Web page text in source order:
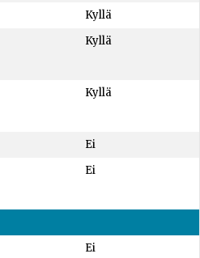
Kyllä
Kyllä
Kyllä
Ei
Ei
Ei